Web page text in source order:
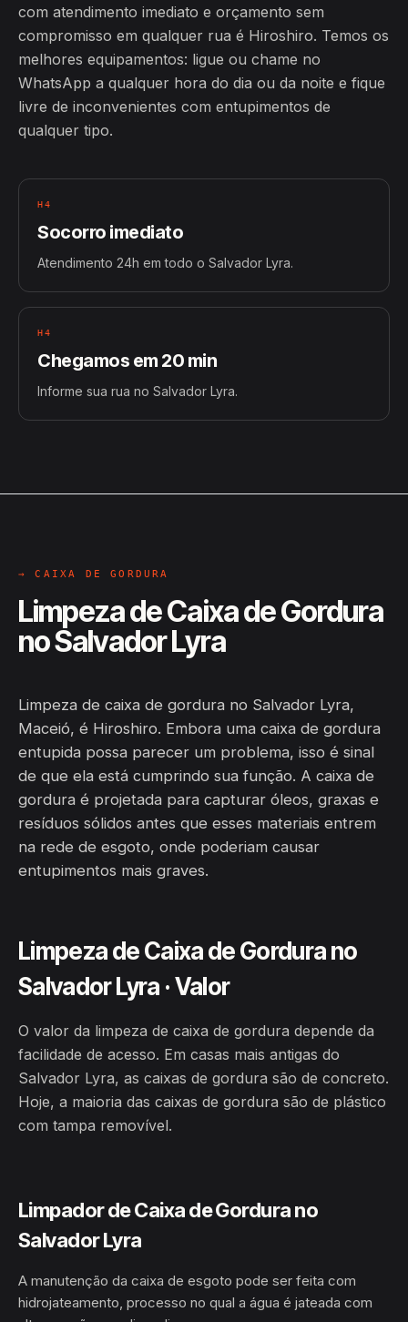
com atendimento imediato e orçamento sem
compromisso em qualquer rua é Hiroshiro. Temos os
melhores equipamentos: ligue ou chame no
WhatsApp a qualquer hora do dia ou da noite e fique
livre de inconvenientes com entupimentos de
qualquer tipo.
H4
Socorro imediato
Atendimento 24h em todo o Salvador Lyra.
H4
Chegamos em 20 min
Informe sua rua no Salvador Lyra.
→ CAIXA DE GORDURA
Limpeza de Caixa de Gordura
no Salvador Lyra
Limpeza de caixa de gordura no Salvador Lyra,
Maceió, é Hiroshiro. Embora uma caixa de gordura
entupida possa parecer um problema, isso é sinal
de que ela está cumprindo sua função. A caixa de
gordura é projetada para capturar óleos, graxas e
resíduos sólidos antes que esses materiais entrem
na rede de esgoto, onde poderiam causar
entupimentos mais graves.
Limpeza de Caixa de Gordura no
Salvador Lyra · Valor
O valor da limpeza de caixa de gordura depende da
facilidade de acesso. Em casas mais antigas do
Salvador Lyra, as caixas de gordura são de concreto.
Hoje, a maioria das caixas de gordura são de plástico
com tampa removível.
Limpador de Caixa de Gordura no
Salvador Lyra
A manutenção da caixa de esgoto pode ser feita com
hidrojateamento, processo no qual a água é jateada com